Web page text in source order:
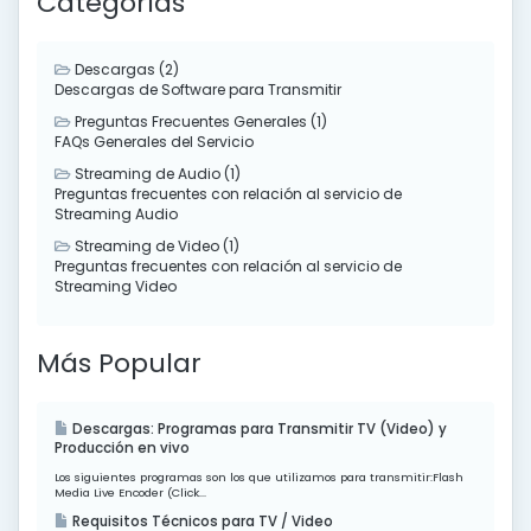
Descargas (2)
Descargas de Software para Transmitir
Preguntas Frecuentes Generales (1)
FAQs Generales del Servicio
Streaming de Audio (1)
Preguntas frecuentes con relación al servicio de
Streaming Audio
Streaming de Video (1)
Preguntas frecuentes con relación al servicio de
Streaming Video
Más Popular
Descargas: Programas para Transmitir TV (Video) y
Producción en vivo
Los siguientes programas son los que utilizamos para transmitir:Flash
Media Live Encoder (Click...
Requisitos Técnicos para TV / Video